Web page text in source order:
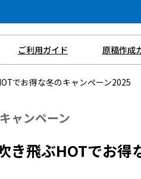
ご利用ガイド 原稿作成
でお得な冬のキャンペーン2025
ャンペーン
き飛ぶHOTでお得